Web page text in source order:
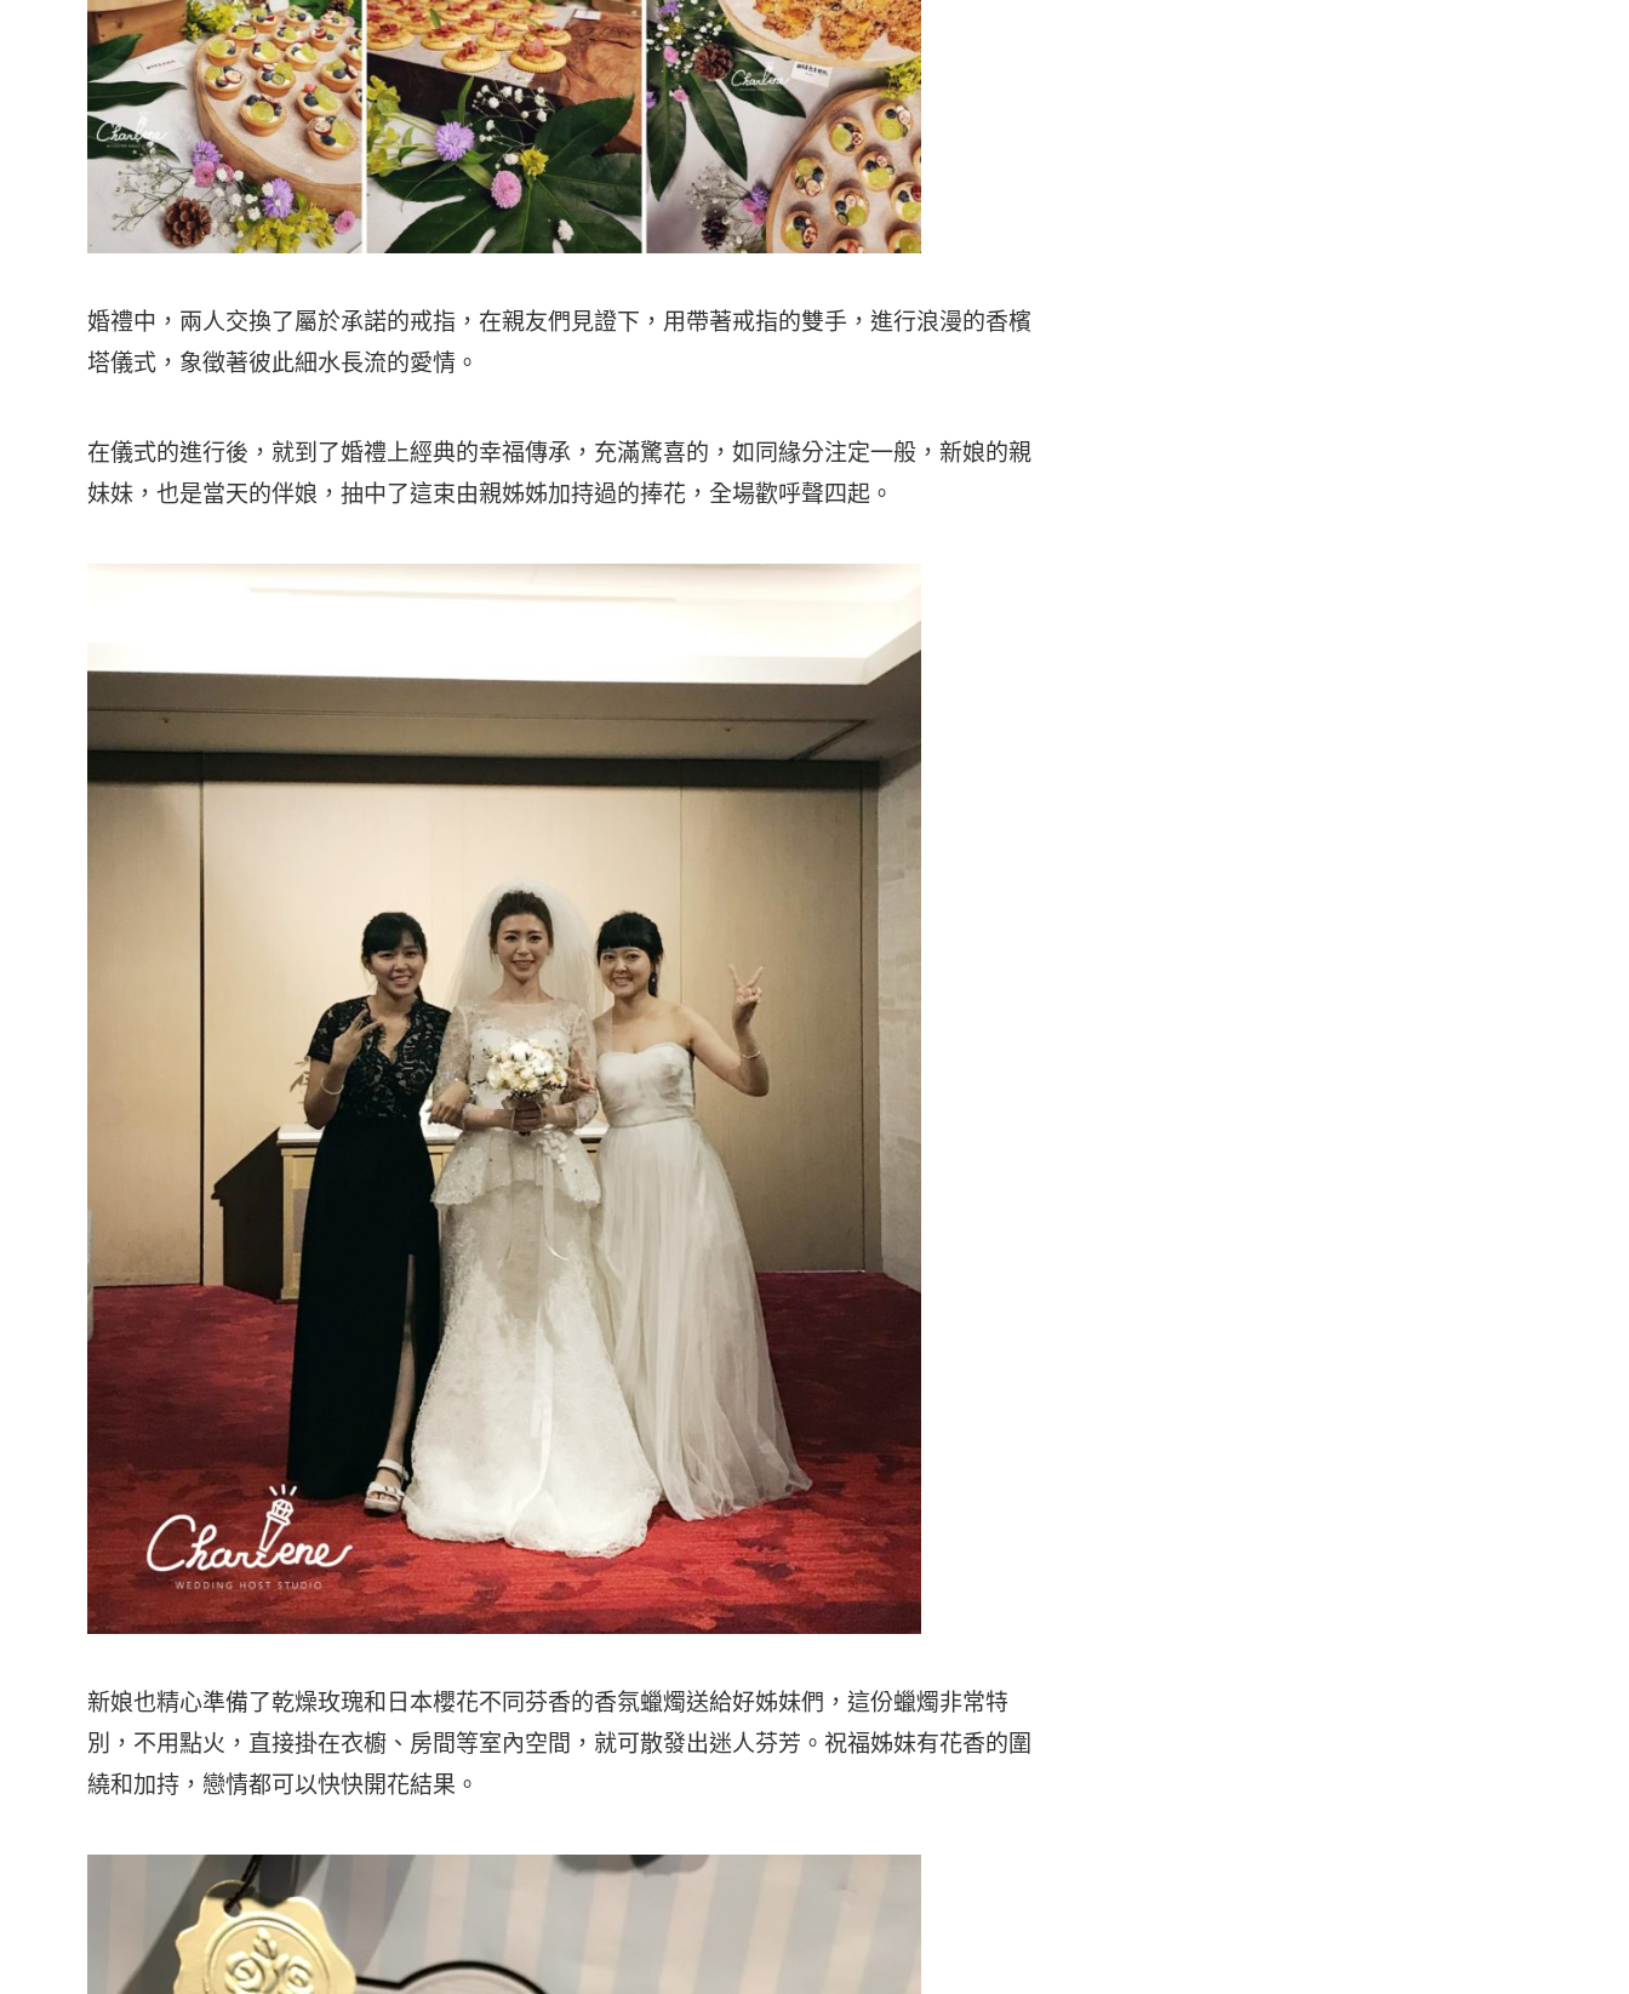
婚禮中，兩人交換了屬於承諾的戒指，在親友們見證下，用帶著戒指的雙手，進行浪漫的香檳
塔儀式，象徵著彼此細水長流的愛情。
在儀式的進行後，就到了婚禮上經典的幸福傳承，充滿驚喜的，如同緣分注定一般，新娘的親
妹妹，也是當天的伴娘，抽中了這束由親姊姊加持過的捧花，全場歡呼聲四起。
新娘也精心準備了乾燥玫瑰和日本櫻花不同芬香的香氛蠟燭送給好姊妹們，這份蠟燭非常特
別，不用點火，直接掛在衣櫥、房間等室內空間，就可散發出迷人芬芳。祝福姊妹有花香的圍
繞和加持，戀情都可以快快開花結果。